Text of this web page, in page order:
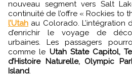
nouveau segment vers Salt
continuité de l’offre « Rockies to
l’Utah au Colorado. L’intégration
d’enrichir le voyage de
urbaines. Les passagers
comme le Utah State Capitol,
d’Histoire Naturelle, Olympic
Island